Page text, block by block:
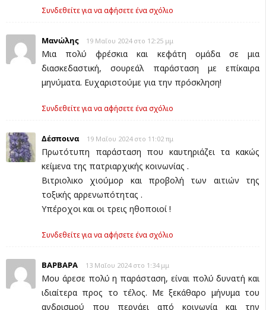
Συνδεθείτε για να αφήσετε ένα σχόλιο
Μανώλης 19 Μαΐου 2024 στο 12:25 μμ
Μια πολύ φρέσκια και κεφάτη ομάδα σε μια
διασκεδαστική, σουρεάλ παράσταση με επίκαιρα
μηνύματα. Ευχαριστούμε για την πρόσκληση!
Συνδεθείτε για να αφήσετε ένα σχόλιο
Δέσποινα 19 Μαΐου 2024 στο 11:02 πμ
Πρωτότυπη παράσταση που καυτηριάζει τα κακώς
κείμενα της πατριαρχικής κοινωνίας .
Βιτριολικο χιούμορ και προβολή των αιτιών της
τοξικής αρρενωπότητας .
Υπέροχοι και οι τρεις ηθοποιοί !
Συνδεθείτε για να αφήσετε ένα σχόλιο
ΒΑΡΒΑΡΑ 13 Μαΐου 2024 στο 1:34 μμ
Μου άρεσε πολύ η παράσταση, είναι πολύ δυνατή και
ιδιαίτερα προς το τέλος. Με ξεκάθαρο μήνυμα του
ανδρισμού που περνάει από κοινωνία και την